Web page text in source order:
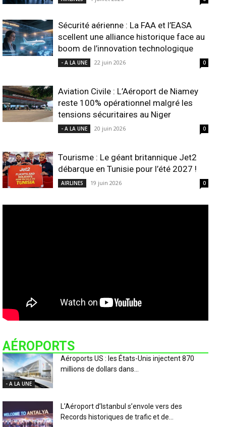
Sécurité aérienne : La FAA et l’EASA
scellent une alliance historique face au
boom de l’innovation technologique
- A LA UNE 22 juin 2026 0
Aviation Civile : L’Aéroport de Niamey
reste 100% opérationnel malgré les
tensions sécuritaires au Niger
- A LA UNE 20 juin 2026 0
Tourisme : Le géant britannique Jet2
débarque en Tunisie pour l’été 2027 !
AIRLINES 19 juin 2026 0
AÉROPORTS
- A LA UNE
Aéroports US : les États-Unis injectent 870
millions de dollars dans...
L’Aéroport d’Istanbul s’envole vers des
Records historiques de trafic et de...